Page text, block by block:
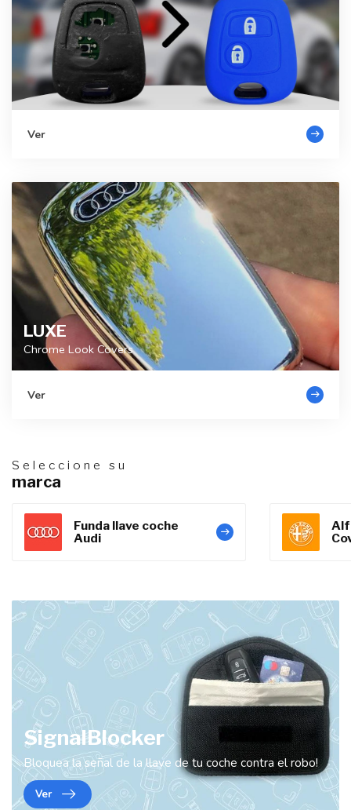
Ver
LUXE
Chrome Look Covers
Ver
Seleccione su
marca
Funda llave coche
Audi
SignalBlocker
Bloquea la señal de la llave de tu coche contra el robo!
Ver